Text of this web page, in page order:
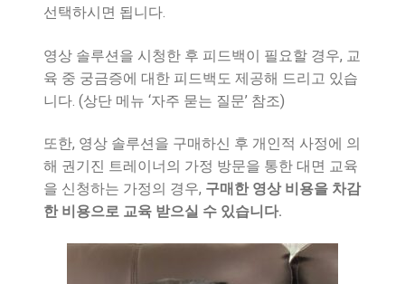
선택하시면 됩니다.
영상 솔루션을 시청한 후 피드백이 필요할 경우, 교
육 중 궁금증에 대한 피드백도 제공해 드리고 있습
니다. (상단 메뉴 ‘자주 묻는 질문’ 참조)
또한, 영상 솔루션을 구매하신 후 개인적 사정에 의
해 권기진 트레이너의 가정 방문을 통한 대면 교육
을 신청하는 가정의 경우, 구매한 영상 비용을 차감
한 비용으로 교육 받으실 수 있습니다.